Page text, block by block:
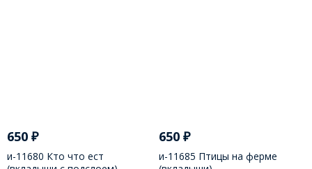
650 ₽
и-11680 Кто что ест
650₽
и-11685 Птицы на ферме